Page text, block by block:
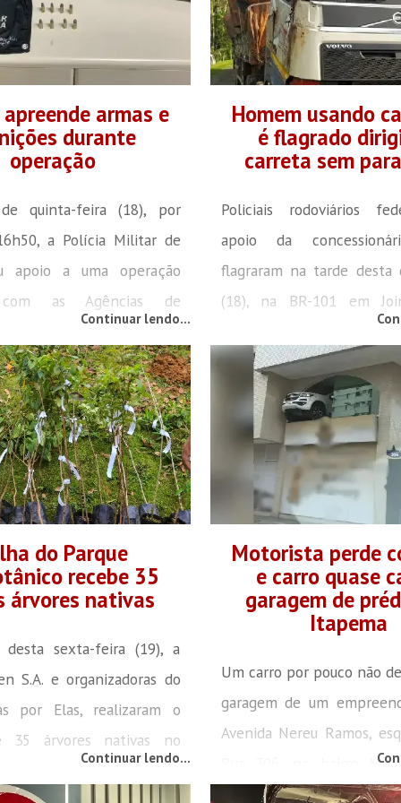
Hipertensão Arterial
é identificar, de forma
pessoas em risco e
a intervir na...
de capacitação realizado
ação envolve a Guarda
Brusque (GTB) e a
armas e
durante
operação
quinta-feira (18), por
a Polícia Militar de
apoio a uma operação
as Agências de
em Ilhota. A ação foi
denúncias anônimas
um imóvel na região
utilizado como depósito
e armas de fogo. Ao
local, os policiais foram
um...
Continuar lendo...
Homem usando
é flagrado
carreta sem
Policiais rodoviários
apoio da
flagraram na tarde desta
(18), na BR-101 em
homem usando
estava sem para brisa e
estado de conservação. A
tombado no estado do
caminhoneiro afirmou
seria Araranguá, no sul do
fica a oficina da empresa
do Parque
recebe 35
árvores nativas
desta sexta-feira (19), a
S.A. e organizadoras do
por Elas, realizaram o
35 árvores nativas no
Continuar lendo...
Motorista perde
e carro quase
garagem de
Itapema
Um carro por pouco não
garagem de um
Avenida Nereu Ramos,
Rua 306, no bairro
Itapema. Segundo